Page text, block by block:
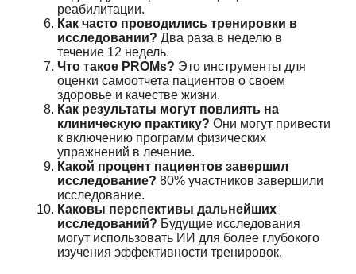
реабилитации.
Как часто проводились тренировки в
исследовании? Два раза в неделю в
течение 12 недель.
Что такое PROMs? Это инструменты для
оценки самоотчета пациентов о своем
здоровье и качестве жизни.
Как результаты могут повлиять на
клиническую практику? Они могут привести
к включению программ физических
упражнений в лечение.
Какой процент пациентов завершил
исследование? 80% участников завершили
исследование.
Каковы перспективы дальнейших
исследований? Будущие исследования
могут использовать ИИ для более глубокого
изучения эффективности тренировок.